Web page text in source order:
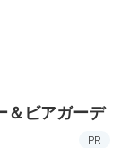
＆ビアガーデ
PR